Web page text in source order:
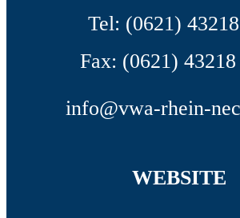
Tel: (0621)
Fax: (0621)
info@vwa-rhein-
WEBSITE